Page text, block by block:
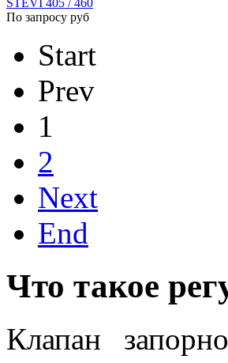
По запросу руб
Start
Prev
1
2
Next
End
Что такое
Клапан